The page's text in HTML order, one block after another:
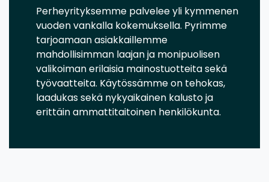
Perheyrityksemme palvelee yli kymmenen
vuoden vankalla kokemuksella. Pyrimme
tarjoamaan asiakkaillemme
mahdollisimman laajan ja monipuolisen
valikoiman erilaisia mainostuotteita sekä
työvaatteita. Käytössämme on tehokas,
laadukas sekä nykyaikainen kalusto ja
erittäin ammattitaitoinen henkilökunta.